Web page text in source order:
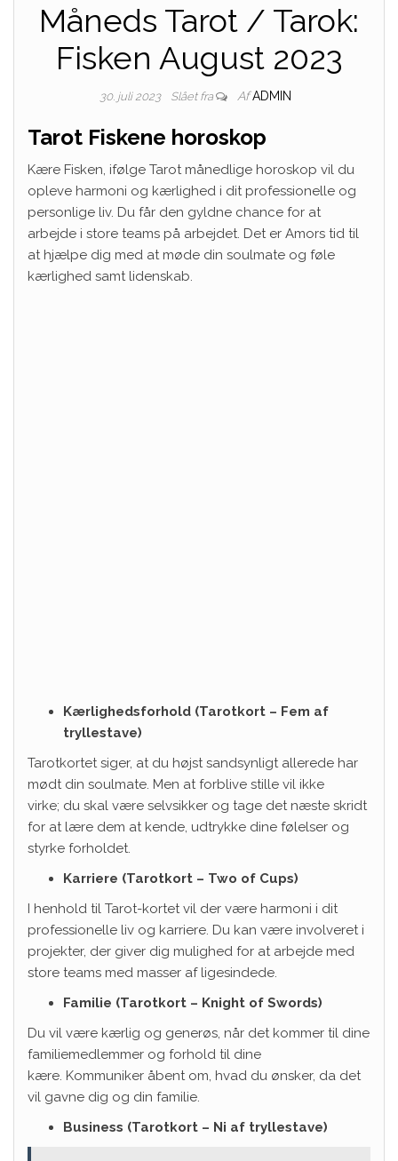
Måneds Tarot / Tarok:
Fisken August 2023
30. juli 2023 Slået fra Af ADMIN
Tarot Fiskene horoskop
Kære Fisken, ifølge Tarot månedlige horoskop vil du
opleve harmoni og kærlighed i dit professionelle og
personlige liv. Du får den gyldne chance for at
arbejde i store teams på arbejdet. Det er Amors tid til
at hjælpe dig med at møde din soulmate og føle
kærlighed samt lidenskab.
Kærlighedsforhold (Tarotkort – Fem af
tryllestave)
Tarotkortet siger, at du højst sandsynligt allerede har
mødt din soulmate. Men at forblive stille vil ikke
virke; du skal være selvsikker og tage det næste skridt
for at lære dem at kende, udtrykke dine følelser og
styrke forholdet.
Karriere (Tarotkort – Two of Cups)
I henhold til Tarot-kortet vil der være harmoni i dit
professionelle liv og karriere. Du kan være involveret i
projekter, der giver dig mulighed for at arbejde med
store teams med masser af ligesindede.
Familie (Tarotkort – Knight of Swords)
Du vil være kærlig og generøs, når det kommer til dine
familiemedlemmer og forhold til dine
kære. Kommuniker åbent om, hvad du ønsker, da det
vil gavne dig og din familie.
Business (Tarotkort – Ni af tryllestave)